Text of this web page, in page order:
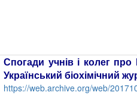
Спогади учнів і колег
Український біохімічний
https://web.archive.org/web/